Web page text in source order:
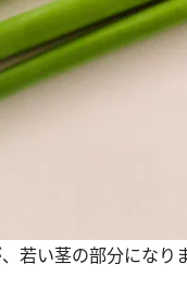
若い茎の部分になりま